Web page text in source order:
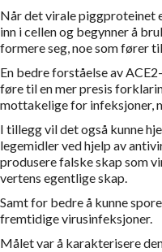
Når det virale piggproteinet
inn i cellen og begynner å
formere seg, noe som fører
En bedre forståelse av
føre til en mer presis
mottakelige for infeksjoner,
I tillegg vil det også kunne
legemidler ved hjelp av
produsere falske skap som
vertens egentlige skap.
Samt for bedre å kunne
fremtidige virusinfeksjoner.
Målet var å karakterisere